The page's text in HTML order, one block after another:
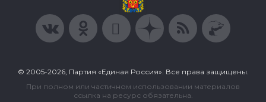
© 2005-2026, Партия «Единая Россия». Все права защищены.
При полном или частичном использовании материалов
ссылка на ресурс обязательна.